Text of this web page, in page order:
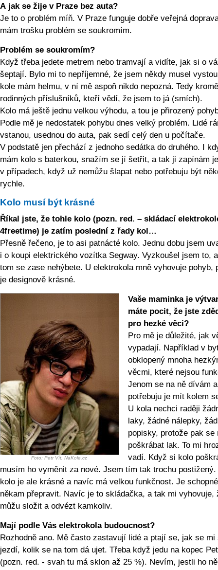
A jak se žije v Praze bez auta?
Je to o problém míň. V Praze funguje dobře veřejná
mám trošku problém se soukromím.
Problém se soukromím?
Když třeba jedete metrem nebo tramvají a vidíte, jak si o
šeptají. Bylo mi to nepříjemné, že jsem někdy musel
kole mám helmu, v ní mě aspoň nikdo nepozná. Tedy kromě
rodinných příslušníků, kteří vědí, že jsem to já (smích).
Kolo má ještě jednu velkou výhodu, a tou je přirozený
Podle mě je nedostatek pohybu dnes velký problém. Lidé
vstanou, usednou do auta, pak sedí celý den u počítače.
V podstatě jen přechází z jednoho sedátka do druhého. I
mám kolo s baterkou, snažím se jí šetřit, a tak ji zapínám
v případech, když už nemůžu šlapat nebo potřebuju být
rychle.
Kolo musí být krásné
Říkal jste, že tohle kolo (pozn. red. – skládací
4freetime) je zatím poslední z řady kol…
Přesně řečeno, je to asi patnácté kolo. Jednu dobu jsem
i o koupi elektrického vozítka Segway. Vyzkoušel jsem to,
tom se zase nehýbete. U elektrokola mně vyhovuje pohyb,
je designově krásné.
Foto: Petr Vít, NaKole.cz
Vaše maminka je
máte pocit, že jste
pro hezké věci?
Pro mě je důležité, jak
vypadají. Například v
obklopený mnoha
věcmi, které nejsou
Jenom se na ně dívám a
potřebuju je mít kolem
U kola nechci raději
laky, žádné nálepky,
popisky, protože pak se
poškrábat lak. To mi
vadí. Když si kolo
musím ho vyměnit za nové. Jsem tím tak trochu postižený.
kolo je ale krásné a navíc má velkou funkčnost. Je
někam přepravit. Navíc je to skládačka, a tak mi vyhovuje,
můžu složit a odvézt kamkoliv.
Mají podle Vás elektrokola budoucnost?
Rozhodně ano. Mě často zastavují lidé a ptají se, jak se mi
jezdí, kolik se na tom dá ujet. Třeba když jedu na kopec
(pozn. red. - svah tu má sklon až 25 %). Nevím, jestli ho